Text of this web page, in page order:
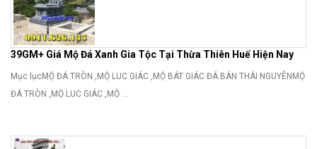
39GM+ Giá Mộ Đá Xanh Gia Tộc Tại Thừa Thiên Huế Hiện Nay
Mục lụcMỘ ĐÁ TRÒN ,MỘ LUC GIÁC ,MỘ BÁT GIÁC ĐÁ BÁN THÁI NGUYÊNMỘ
ĐÁ TRÒN ,MỘ LUC GIÁC ,MỘ ...